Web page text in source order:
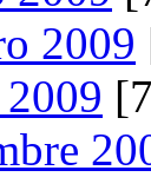
2009